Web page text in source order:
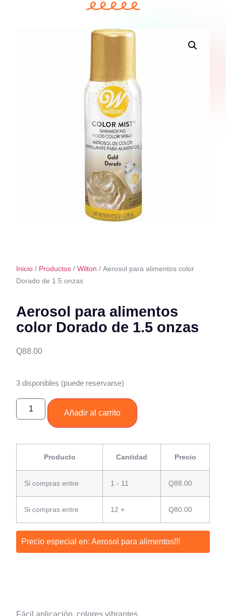
Inicio / Productos / Wilton / Aerosol para alimentos color
Dorado de 1.5 onzas
Aerosol para alimentos
color Dorado de 1.5 onzas
Q88.00
3 disponibles (puede reservarse)
Añadir al carrito
Producto Cantidad Precio
Si compras entre 1 - 11 Q88.00
Si compras entre 12 + Q80.00
Precio especial en: Aerosol para alimentos!!!
Fácil aplicaciòn, colores vibrantes